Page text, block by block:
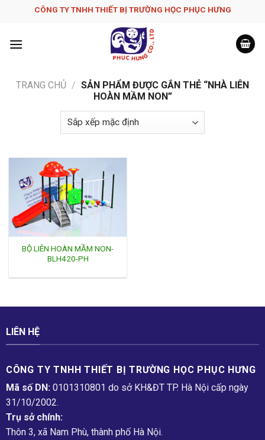
CÔNG TY TNHH THIẾT BỊ TRƯỜNG HỌC PHỤC H­ƯNG
TRANG CHỦ / SẢN PHẨM ĐƯỢC GẮN THẺ “NHÀ LIÊN
HOÀN MẦM NON”
BỘ LIÊN HOÀN MẦM NON-
BLH420-PH
LIÊN HỆ
CÔNG TY TNHH THIẾT BỊ TRƯỜNG HỌC PHỤC H­ƯNG
Mã số DN: 0101310801 do sở KH&ĐT TP. Hà Nội cấp ngày
31/10/2002.
Trụ sở chính:
Thôn 3, xã Nam Phù, thành phố Hà Nội.